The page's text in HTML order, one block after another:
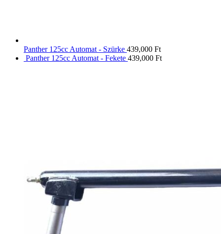
Panther 125cc Automat - Szürke 439,000 Ft
Panther 125cc Automat - Fekete 439,000 Ft